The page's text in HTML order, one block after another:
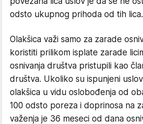
odsto ukupnog prihoda od tih lica.
Olakšica važi samo za zarade
koristiti prilikom isplate zarade
osnivanja društva pristupili kao
društva. Ukoliko su ispunjeni
olakšica u vidu oslobođenja od
100 odsto poreza i doprinosa na
važenja je 36 meseci od dana